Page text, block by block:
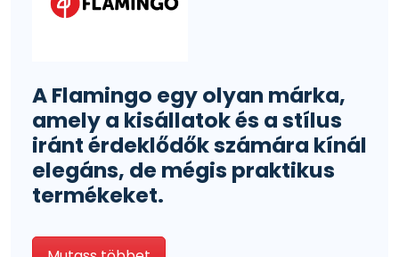
A Flamingo egy olyan márka,
amely a kisállatok és a stílus
iránt érdeklődők számára kínál
elegáns, de mégis praktikus
termékeket.